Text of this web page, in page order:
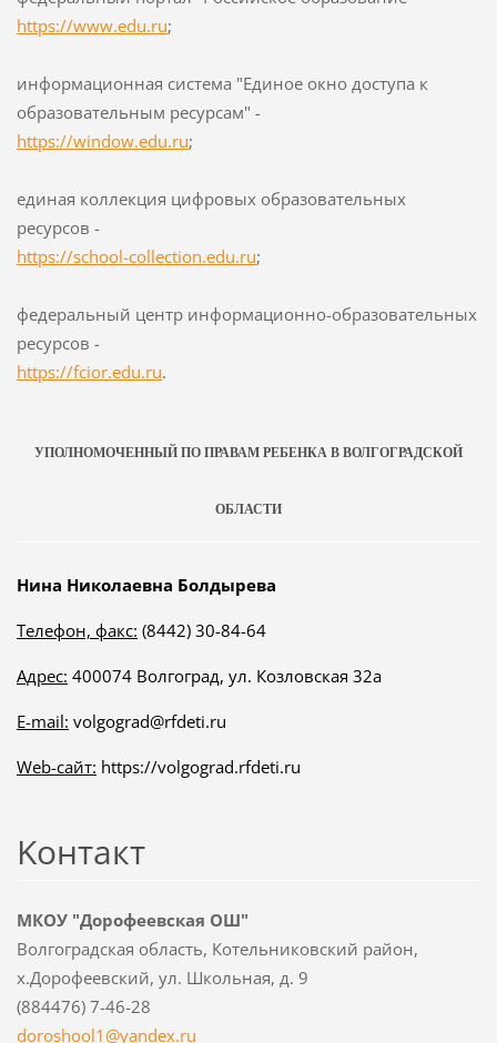
https://www.edu.ru;
информационная система "Единое окно доступа к
образовательным ресурсам" -
https://window.edu.ru;
единая коллекция цифровых образовательных
ресурсов -
https://school-collection.edu.ru;
федеральный центр информационно-образовательных
ресурсов -
https://fcior.edu.ru.
УПОЛНОМОЧЕННЫЙ ПО ПРАВАМ РЕБЕНКА В ВОЛГОГРАДСКОЙ
ОБЛАСТИ
Нина Николаевна Болдырева
Телефон, факс: (8442) 30-84-64
Адрес: 400074 Волгоград, ул. Козловская 32а
E-mail: volgograd@rfdeti.ru
Web-сайт: https://volgograd.rfdeti.ru
Koнтакт
МКОУ "Дорофеевская ОШ"
Волгоградская область, Котельниковский район,
х.Дорофеевский, ул. Школьная, д. 9
(884476) 7-46-28
doroshool1@yandex.ru